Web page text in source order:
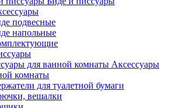
подвесные
напольные
Аксессуары
комнаты
для туалетной бумаги
вешалки